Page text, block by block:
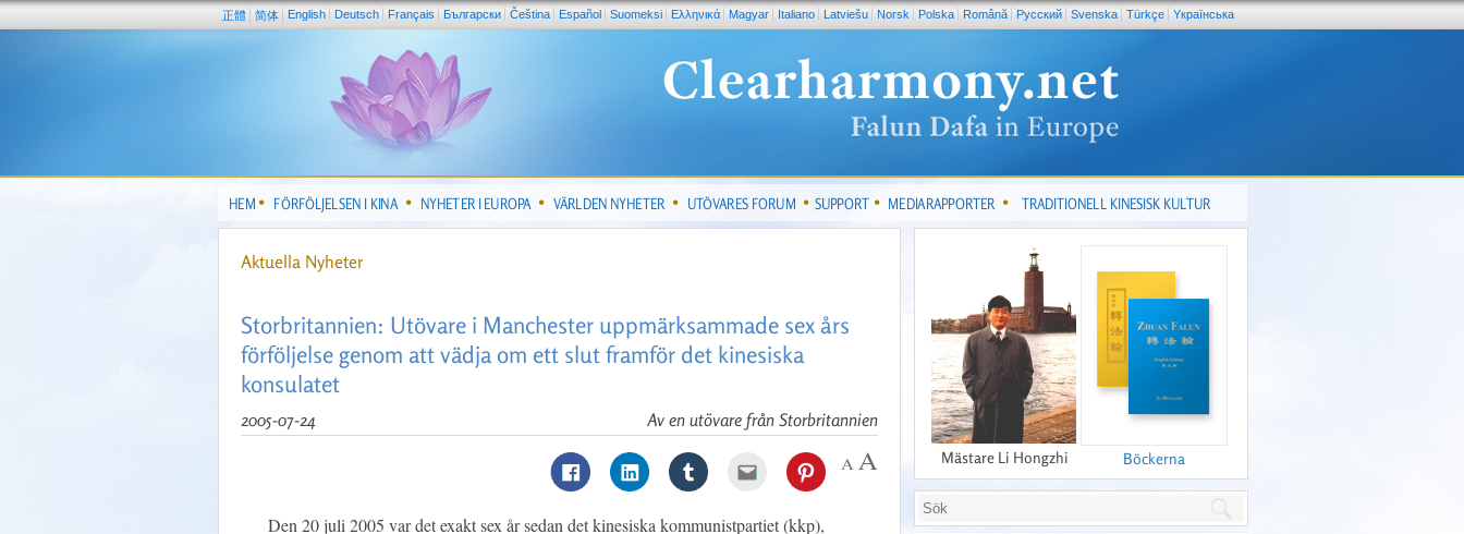
正體 简体 English Deutsch Français Български Čeština Español Suomeksi Ελληνικά Magyar Italiano Latviešu Norsk Polska Română Pусский Svenska Türkçe Yкраїнська
HEM FÖRFÖLJELSEN I KINA NYHETER I EUROPA VÄRLDEN NYHETER UTÖVARES FORUM SUPPORT MEDIARAPPORTER TRADITIONELL KINESISK KULTUR
Aktuella Nyheter
Storbritannien: Utövare i Manchester uppmärksammade sex års
förföljelse genom att vädja om ett slut framför det kinesiska
konsulatet
Av en utövare från Storbritannien
2005-07-24
Den 20 juli 2005 var det exakt sex år sedan det kinesiska kommunistpartiet (kkp),
Mästare Li Hongzhi Böckerna